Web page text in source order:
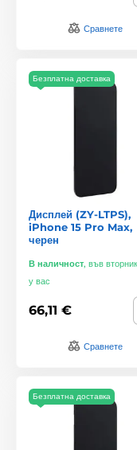
Сравнете
Безплатна доставка
Дисплей (ZY-LTPS),
iPhone 15 Pro Max,
черен
В наличност, във
у вас
66,11 €
Сравнете
Безплатна доставка